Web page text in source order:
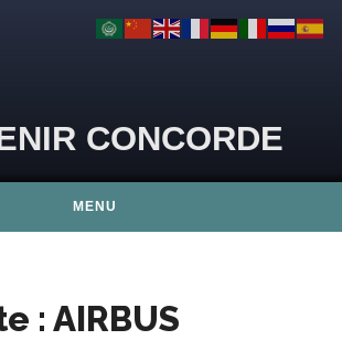
CONCORDE
MENU
: AIRBUS